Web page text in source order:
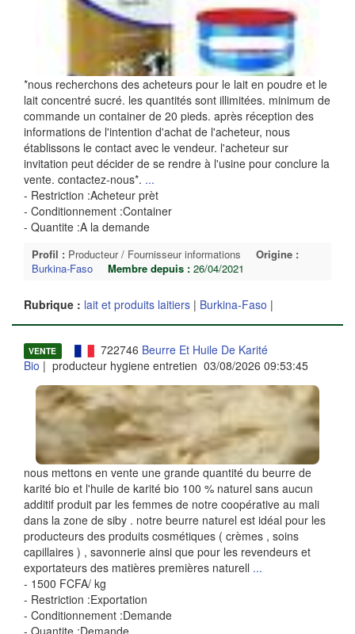
*nous recherchons des acheteurs pour le lait en poudre et le
lait concentré sucré. les quantités sont illimitées. minimum de
commande un container de 20 pieds. après réception des
informations de l'intention d'achat de l'acheteur, nous
établissons le contact avec le vendeur. l'acheteur sur
invitation peut décider de se rendre à l'usine pour conclure la
vente. contactez-nous*. ...
- Restriction :Acheteur prèt
- Conditionnement :Container
- Quantite :A la demande
Profil : Producteur / Fournisseur informations
Origine :
Burkina-Faso
Membre depuis : 26/04/2021
Rubrique : lait et produits laitiers | Burkina-Faso |
VENTE 722746 Beurre Et Huile De Karité
Bio | producteur hygiene entretien 03/08/2026 09:53:45
nous mettons en vente une grande quantité du beurre de
karité bio et l'huile de karité bio 100 % naturel sans aucun
additif produit par les femmes de notre coopérative au mali
dans la zone de siby . notre beurre naturel est idéal pour les
producteurs des produits cosmétiques ( crèmes , soins
capillaires ) , savonnerie ainsi que pour les revendeurs et
exportateurs des matières premières naturell ...
- 1500 FCFA/ kg
- Restriction :Exportation
- Conditionnement :Demande